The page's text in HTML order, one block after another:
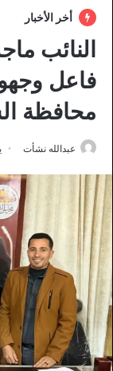
أخر الأخبار
النائب
فاعل
محافظة
عبدالله نشأت